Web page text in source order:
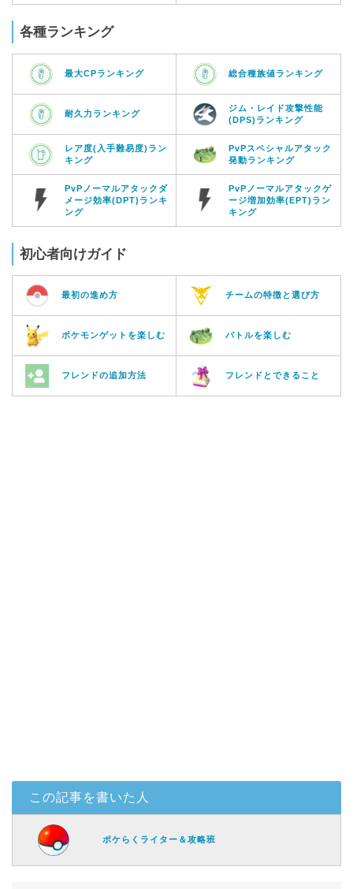
各種ランキング
最大CPランキング 総合種族値ランキング
耐久力ランキング
ジム・レイド攻撃性能
(DPS)ランキング
レア度(入手難易度)ラン
キング
PvPスペシャルアタック
発動ランキング
PvPノーマルアタックダ
メージ効率(DPT)ランキ
ング
PvPノーマルアタックゲ
ージ増加効率(EPT)ラン
キング
初心者向けガイド
最初の進め方 チームの特徴と選び方
ポケモンゲットを楽しむ バトルを楽しむ
フレンドの追加方法 フレンドとできること
この記事を書いた人
ポケらくライター＆攻略班